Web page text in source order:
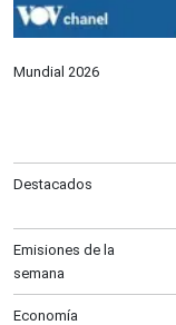
Mundial 2026
Destacados
Emisiones de la
semana
Economía